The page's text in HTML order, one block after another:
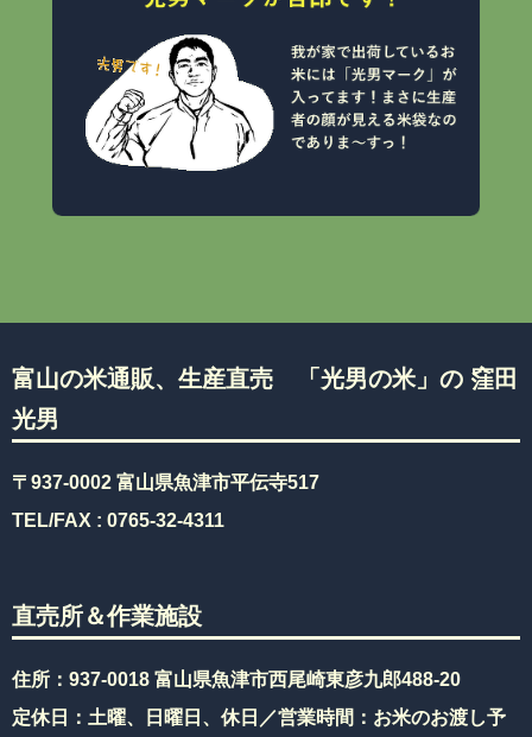
富山の米通販、生産直売 「光男の米」の 窪田
光男
〒937-0002 富山県魚津市平伝寺517
TEL/FAX : 0765-32-4311
直売所＆作業施設
住所：937-0018 富山県魚津市西尾崎東彦九郎488-20
定休日：土曜、日曜日、休日／営業時間：お米のお渡し予